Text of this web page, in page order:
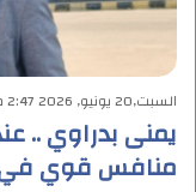
السبت,20 يونيو, 2026 2:47 م
يمنى بدراوي ..
منافس قوي في